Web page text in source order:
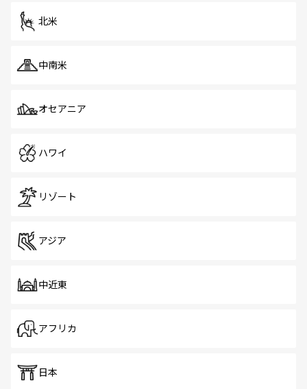
北米
中南米
オセアニア
ハワイ
リゾート
アジア
中近東
アフリカ
日本